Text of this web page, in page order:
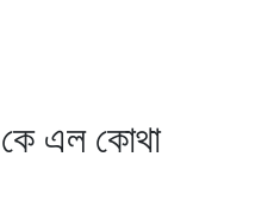
কে এল কোথা